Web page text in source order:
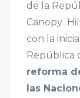
de la
Canopy
con la
República
reforma
las